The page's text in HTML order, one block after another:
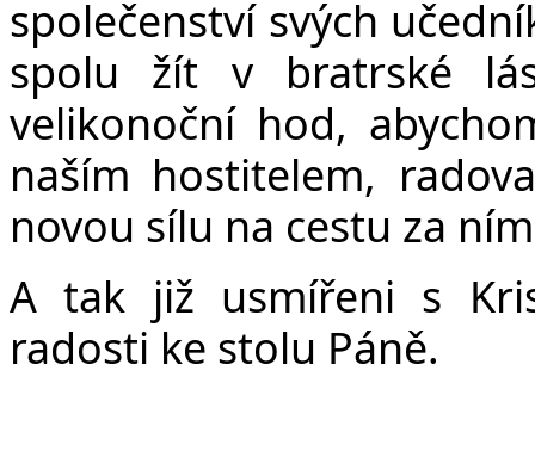
společenství svých
spolu žít v bratrské
velikonoční hod,
naším hostitelem,
novou sílu na cestu za
A tak již usmířeni s
radosti ke stolu Páně.